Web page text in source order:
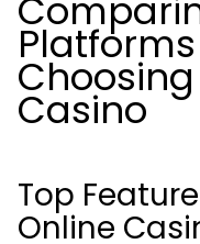
Casino
Top
Online